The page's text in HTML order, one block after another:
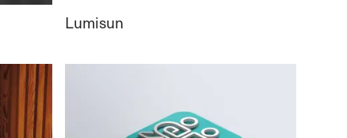
Lumisun